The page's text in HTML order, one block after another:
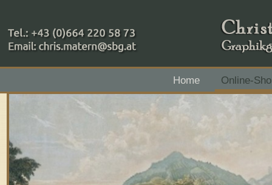
+43 (0)664 220 58 73
Home
Online-
Zahlungsmethoden: RAIBA - Flachgau Mitte - IBAN